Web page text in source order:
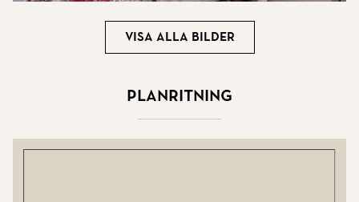
Visa alla bilder
Planritning